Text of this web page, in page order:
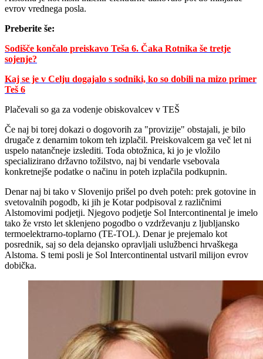
evrov vrednega posla.
Preberite še:
Sodišče končalo preiskavo Teša 6. Čaka Rotnika še tretje
sojenje?
Kaj se je v Celju dogajalo s sodniki, ko so dobili na mizo primer
Teš 6
Plačevali so ga za vodenje obiskovalcev v TEŠ
Če naj bi torej dokazi o dogovorih za "provizije" obstajali, je bilo
drugače z denarnim tokom teh izplačil. Preiskovalcem ga več let ni
uspelo natančneje izslediti. Toda obtožnica, ki jo je vložilo
specializirano državno tožilstvo, naj bi vendarle vsebovala
konkretnejše podatke o načinu in poteh izplačila podkupnin.
Denar naj bi tako v Slovenijo prišel po dveh poteh: prek gotovine in
svetovalnih pogodb, ki jih je Kotar podpisoval z različnimi
Alstomovimi podjetji. Njegovo podjetje Sol Intercontinental je imelo
tako že vrsto let sklenjeno pogodbo o vzdrževanju z ljubljansko
termoelektrarno-toplarno (TE-TOL). Denar je prejemalo kot
posrednik, saj so dela dejansko opravljali uslužbenci hrvaškega
Alstoma. S temi posli je Sol Intercontinental ustvaril milijon evrov
dobička.